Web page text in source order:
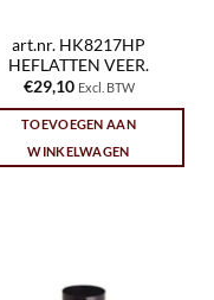
art.nr. HK8217HP
HEFLATTEN VEER.
€29,10 Excl. BTW
TOEVOEGEN AAN
WINKELWAGEN